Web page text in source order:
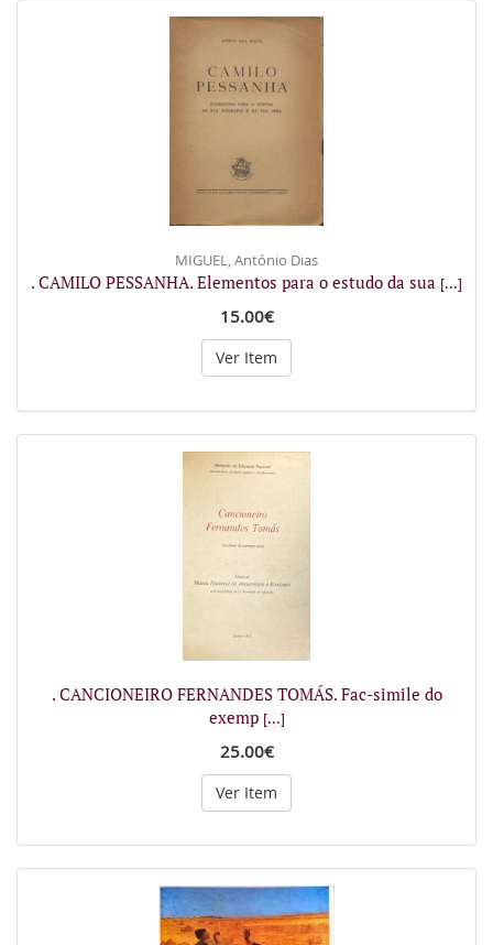
MIGUEL, António Dias
. CAMILO PESSANHA. Elementos para o estudo da sua [...]
15.00€
Ver Item
. CANCIONEIRO FERNANDES TOMÁS. Fac-simile do
exemp [...]
25.00€
Ver Item